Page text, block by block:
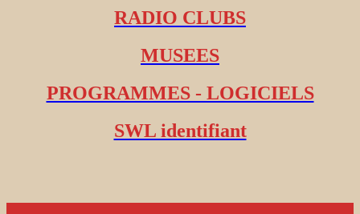
RADIO CLUBS
MUSEES
PROGRAMMES - LOGICIELS
SWL identifiant